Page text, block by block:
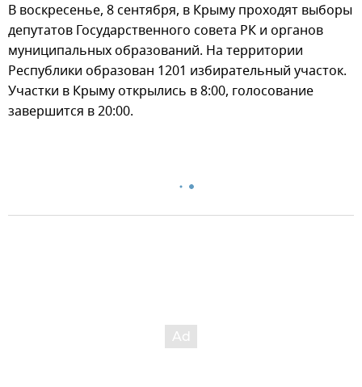
В воскресенье, 8 сентября, в Крыму проходят выборы
депутатов Государственного совета РК и органов
муниципальных образований. На территории
Республики образован 1201 избирательный участок.
Участки в Крыму открылись в 8:00, голосование
завершится в 20:00.